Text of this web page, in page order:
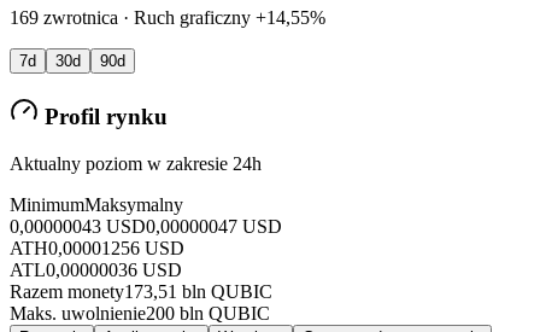
169 zwrotnica · Ruch graficzny +14,55%
7d 30d 90d
Profil rynku
Aktualny poziom w zakresie 24h
MinimumMaksymalny
0,00000043 USD0,00000047 USD
ATH0,00001256 USD
ATL0,00000036 USD
Razem monety173,51 bln QUBIC
Maks. uwolnienie200 bln QUBIC